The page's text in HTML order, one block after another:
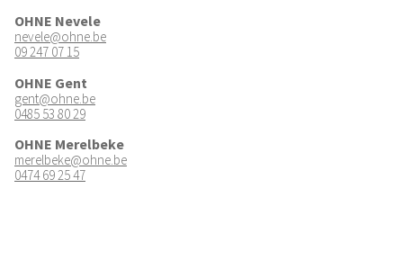
OHNE Nevele
nevele@ohne.be
09 247 07 15
OHNE Gent
gent@ohne.be
0485 53 80 29
OHNE Merelbeke
merelbeke@ohne.be
0474 69 25 47